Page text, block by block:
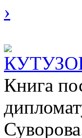
›
Книга